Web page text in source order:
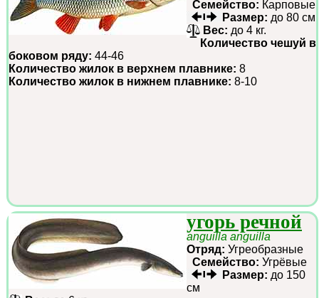
Семейство: Карповые
Размер: до 80 см
Вес: до 4 кг.
Количество чешуй в
боковом ряду: 44-46
Количество жилок в верхнем плавнике: 8
Количество жилок в нижнем плавнике: 8-10
угорь речной
anguilla anguilla
Отряд: Угреобразные
Семейство: Угрёвые
Размер: до 150
см